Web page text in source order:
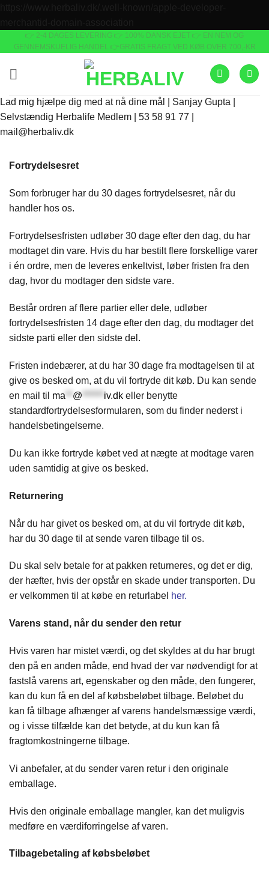
til
indhold
👉 2-4 DAGES LEVERING 👉 100% DANSK EJET 👉 EN NEM OG
GENNEMSKUELIG HANDEL 👉GRATIS FRAGT VED KØB OVER 700,-KR
Lad mig hjælpe dig med at nå dine mål | Sanjay Gupta |
Selvstændig Herbalife Medlem | 53 58 91 77 |
mail@herbaliv.dk
Fortrydelsesret
Som forbruger har du 30 dages fortrydelsesret, når du
handler hos os.
Fortrydelsesfristen udløber 30 dage efter den dag, du har
modtaget din vare. Hvis du har bestilt flere forskellige varer
i én ordre, men de leveres enkeltvist, løber fristen fra den
dag, hvor du modtager den sidste vare.
Består ordren af flere partier eller dele, udløber
fortrydelsesfristen 14 dage efter den dag, du modtager det
sidste parti eller den sidste del.
Fristen indebærer, at du har 30 dage fra modtagelsen til at
give os besked om, at du vil fortryde dit køb. Du kan sende
en mail til ma ** @ ****** iv.dk eller benytte
standardfortrydelsesformularen, som du finder nederst i
handelsbetingelserne.
Du kan ikke fortryde købet ved at nægte at modtage varen
uden samtidig at give os besked.
Returnering
Når du har givet os besked om, at du vil fortryde dit køb,
har du 30 dage til at sende varen tilbage til os.
Du skal selv betale for at pakken returneres, og det er dig,
der hæfter, hvis der opstår en skade under transporten. Du
er velkommen til at købe en returlabel her.
Varens stand, når du sender den retur
Hvis varen har mistet værdi, og det skyldes at du har brugt
den på en anden måde, end hvad der var nødvendigt for at
fastslå varens art, egenskaber og den måde, den fungerer,
kan du kun få en del af købsbeløbet tilbage. Beløbet du
kan få tilbage afhænger af varens handelsmæssige værdi,
og i visse tilfælde kan det betyde, at du kun kan få
fragtomkostningerne tilbage.
Vi anbefaler, at du sender varen retur i den originale
emballage.
Hvis den originale emballage mangler, kan det muligvis
medføre en værdiforringelse af varen.
Tilbagebetaling af købsbeløbet